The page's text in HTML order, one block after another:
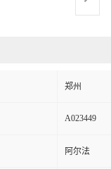
郑州
A023449
阿尔法